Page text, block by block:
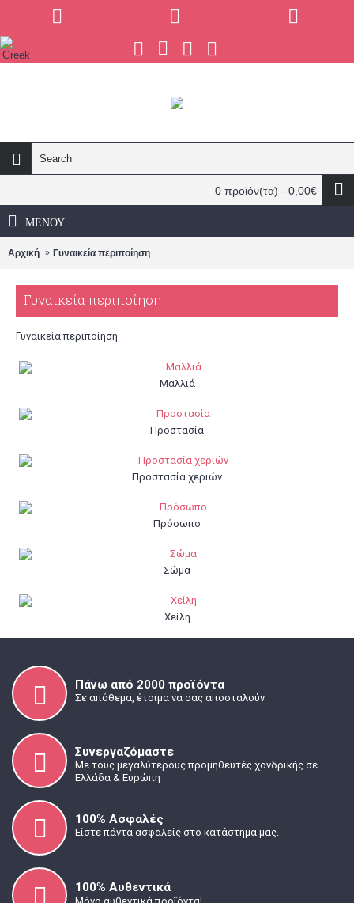
0 προϊόν(τα) - 0,00€
ΜΕΝΟΎ
Αρχική Γυναικεία περιποίηση
Γυναικεία περιποίηση
Γυναικεία περιποίηση
Μαλλιά
Προστασία
Προστασία χεριών
Πρόσωπο
Σώμα
Χείλη
Πάνω από 2000 προϊόντα
Σε απόθεμα, έτοιμα να σας αποσταλούν
Συνεργαζόμαστε
Με τους μεγαλύτερους προμηθευτές χονδρικής σε
Ελλάδα & Ευρώπη
100% Ασφαλές
Είστε πάντα ασφαλείς στο κατάστημα μας.
100% Αυθεντικά